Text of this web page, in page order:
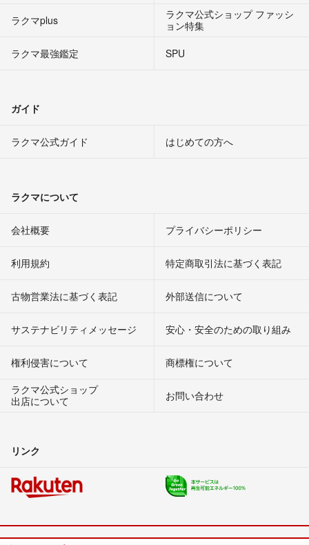
ラクマplus
ラクマ公式ショップ ファッシ
ョン特集
ラクマ最強鑑定
SPU
ガイド
ラクマ公式ガイド はじめての方へ
ラクマについて
会社概要 プライバシーポリシー
利用規約 特定商取引法に基づく表記
古物営業法に基づく表記 外部送信について
サステナビリティメッセージ 安心・安全のための取り組み
権利侵害について
商標権について
ラクマ公式ショップ
出店について
お問い合わせ
リンク